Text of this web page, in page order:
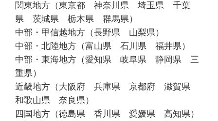
関東地方（東京都 神奈川県 埼玉県 千葉
県 茨城県 栃木県 群馬県）
中部・甲信越地方（長野県 山梨県）
中部・北陸地方（富山県 石川県 福井県）
中部・東海地方（愛知県 岐阜県 静岡県 三
重県）
近畿地方（大阪府 兵庫県 京都府 滋賀県
和歌山県 奈良県）
四国地方（徳島県 香川県 愛媛県 高知県）